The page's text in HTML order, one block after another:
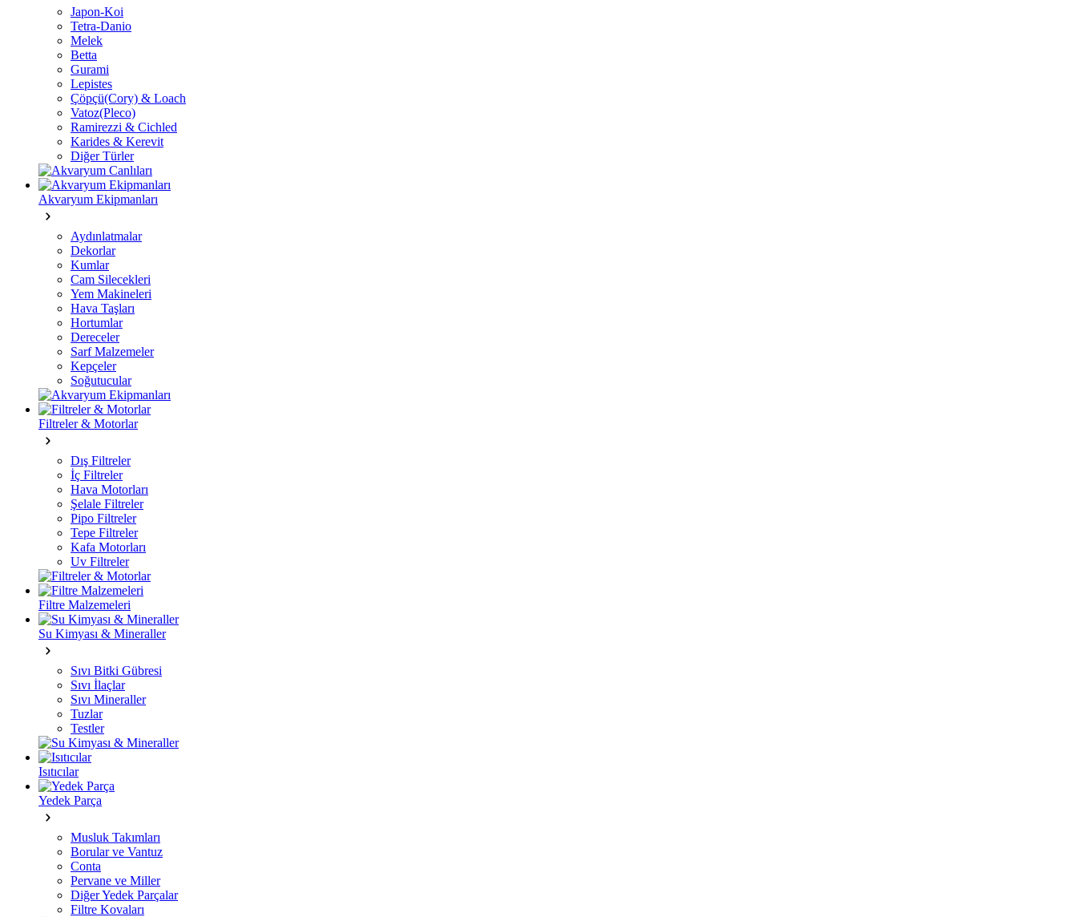
Japon-Koi
Tetra-Danio
Melek
Betta
Gurami
Lepistes
Çöpçü(Cory) & Loach
Vatoz(Pleco)
Ramirezzi & Cichled
Karides & Kerevit
Diğer Türler
Akvaryum Ekipmanları
Aydınlatmalar
Dekorlar
Kumlar
Cam Silecekleri
Yem Makineleri
Hava Taşları
Hortumlar
Dereceler
Sarf Malzemeler
Kepçeler
Soğutucular
Filtreler & Motorlar
Dış Filtreler
İç Filtreler
Hava Motorları
Şelale Filtreler
Pipo Filtreler
Tepe Filtreler
Kafa Motorları
Uv Filtreler
Filtre Malzemeleri
Su Kimyası & Mineraller
Sıvı Bitki Gübresi
Sıvı İlaçlar
Sıvı Mineraller
Tuzlar
Testler
Isıtıcılar
Yedek Parça
Musluk Takımları
Borular ve Vantuz
Conta
Pervane ve Miller
Diğer Yedek Parçalar
Filtre Kovaları